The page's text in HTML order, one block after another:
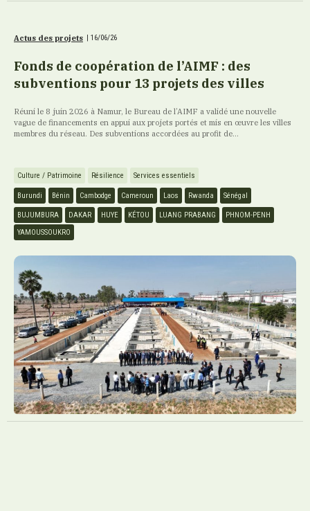
Actus des projets 16/06/26
Fonds de coopération de l’AIMF : des
subventions pour 13 projets des villes
Réuni le 8 juin 2026 à Namur, le Bureau de l’AIMF a validé une nouvelle
vague de financements en appui aux projets portés et mis en œuvre les villes
membres du réseau. Des subventions accordées au profit de...
Culture / Patrimoine Résilience Services essentiels
Burundi Bénin Cambodge Cameroun Laos Rwanda Sénégal
BUJUMBURA DAKAR HUYE KÉTOU LUANG PRABANG
PHNOM-PENH
YAMOUSSOUKRO